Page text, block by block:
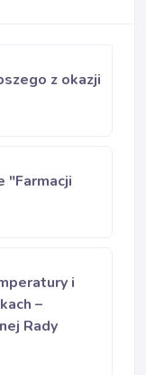
z okazji
"Farmacji
i
–
Rady